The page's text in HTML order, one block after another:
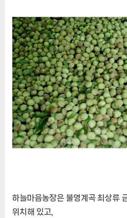
하늘마음농장은 불영계곡 최상류
위치해 있고,